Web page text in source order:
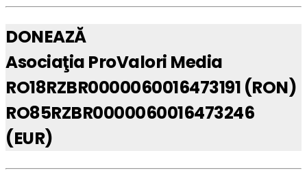
DONEAZĂ
Asociaţia ProValori Media
RO18RZBR0000060016473191 (RON)
RO85RZBR0000060016473246
(EUR)